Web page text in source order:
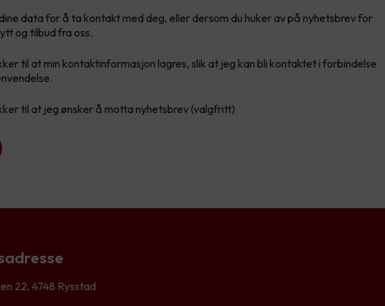
data for å ta kontakt med deg, eller dersom du huker av på nyhetsbrev for
og tilbud fra oss.
til at min kontaktinformasjon lagres, slik at jeg kan bli kontaktet i forbindelse
til at jeg ønsker å motta nyhetsbrev (valgfritt)
22, 4748 Rysstad